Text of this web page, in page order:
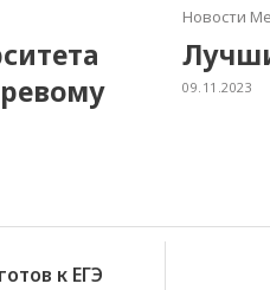
Новости
09.11.2023
к ЕГЭ